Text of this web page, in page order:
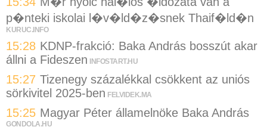
p�nteki iskolai l�v�ld�z�snek Thaif�ld�n
KURUC.INFO
15:28 KDNP-frakció: Baka András bosszút akar
állni a Fideszen
INFOSTART.HU
15:27 Tizenegy százalékkal csökkent az uniós
sörkivitel 2025-ben FELVIDEK.MA
15:25 Magyar Péter államelnöke Baka András
GONDOLA.HU